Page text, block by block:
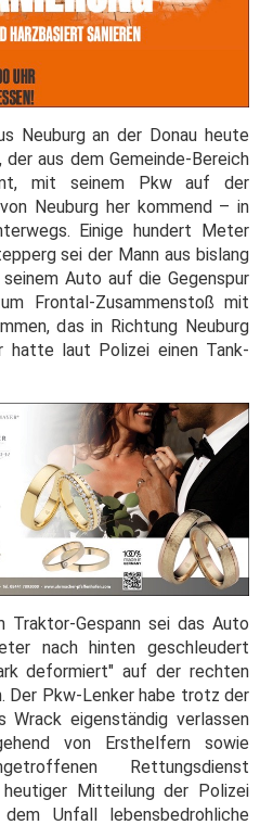
Neuburg an der Donau heute
aus dem Gemeinde-Bereich
mit seinem Pkw auf der
Neuburg her kommend – in
Einige hundert Meter
sei der Mann aus bislang
Auto auf die Gegenspur
Frontal-Zusammenstoß mit
das in Richtung Neuburg
hatte laut Polizei einen Tank-
Traktor-Gespann sei das Auto
nach hinten geschleudert
deformiert" auf der rechten
Der Pkw-Lenker habe trotz der
Wrack eigenständig verlassen
von Ersthelfern sowie
Rettungsdienst
Mitteilung der Polizei
Unfall lebensbedrohliche